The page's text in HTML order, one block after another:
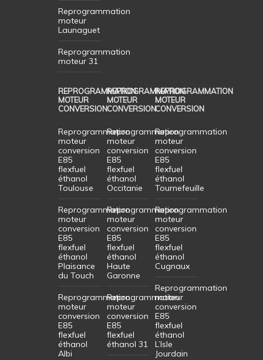
Reprogrammation
moteur
Launaguet
Reprogrammation
moteur 31
REPROGRAMMATION
MOTEUR
CONVERSION
Reprogrammation
moteur
conversion
E85
flexfuel
éthanol
Toulouse
Reprogrammation
moteur
conversion
E85
flexfuel
éthanol
Plaisance
du Touch
Reprogrammation
moteur
conversion
E85
flexfuel
éthanol
Albi
REPROGRAMMATION
MOTEUR
CONVERSION
Reprogrammation
moteur
conversion
E85
flexfuel
éthanol
Occitanie
Reprogrammation
moteur
conversion
E85
flexfuel
éthanol
Haute
Garonne
Reprogrammation
moteur
conversion
E85
flexfuel
éthanol 31
REPROGRAMMATION
MOTEUR
CONVERSION
Reprogrammation
moteur
conversion
E85
flexfuel
éthanol
Tournefeuille
Reprogrammation
moteur
conversion
E85
flexfuel
éthanol
Cugnaux
Reprogrammation
moteur
conversion
E85
flexfuel
éthanol
L’Isle
Jourdain